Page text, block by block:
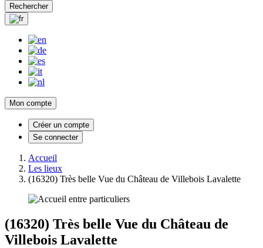
Rechercher
Mon compte
Créer un compte
Se connecter
Accueil
Les lieux
(16320) Très belle Vue du Château de Villebois Lavalette
(16320) Très belle Vue du Château de
Villebois Lavalette